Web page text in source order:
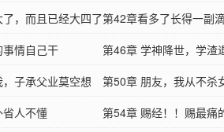
，而且已经大四了第42章看多了长得一副
情自己干
第46章 学神降世，学渣
子承父业莫空想
第50章 朋友，我从不杀
人不懂
第54章 赐经！！赐最痛